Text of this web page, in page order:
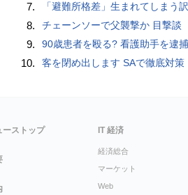
7. 「避難所格差」生まれてしまう訳
8. チェーンソーで父襲撃か 目撃談
9. 90歳患者を殴る? 看護助手を逮捕
10. 客を閉め出します SAで徹底対策
ーストップ IT 経済
経済総合
マーケット
Web